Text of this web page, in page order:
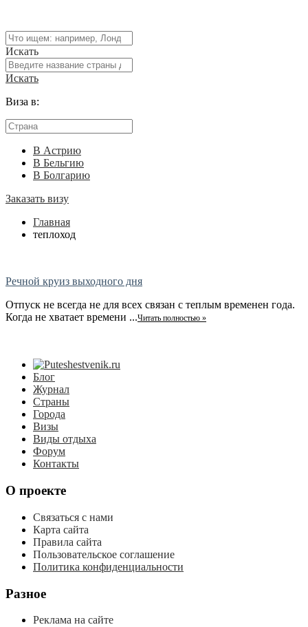
Искать
Искать
Виза в:
В Астрию
В Бельгию
В Болгарию
Заказать визу
Главная
теплоход
Речной круиз выходного дня
Отпуск не всегда не для всех связан с теплым временен года.
Когда не хватает времени ...Читать полностью »
Блог
Журнал
Страны
Города
Визы
Виды отдыха
Форум
Контакты
О проекте
Связаться с нами
Карта сайта
Правила сайта
Пользовательское соглашение
Политика конфиденциальности
Разное
Реклама на сайте